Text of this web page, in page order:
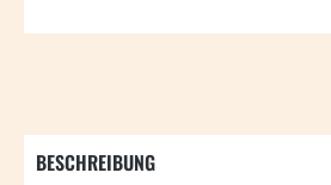
BESCHREIBUNG